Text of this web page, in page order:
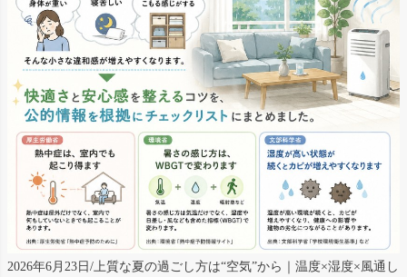
2026年6月23日/上質な夏の過ごし方は“空気”から｜温度×湿度×風通し